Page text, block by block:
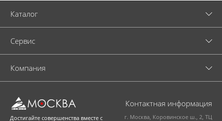
Достигайте совершенства вместе с
Каталог
Cервис
Компания
Контактная информация
г. Москва, Коровинское ш., 2, ТЦ